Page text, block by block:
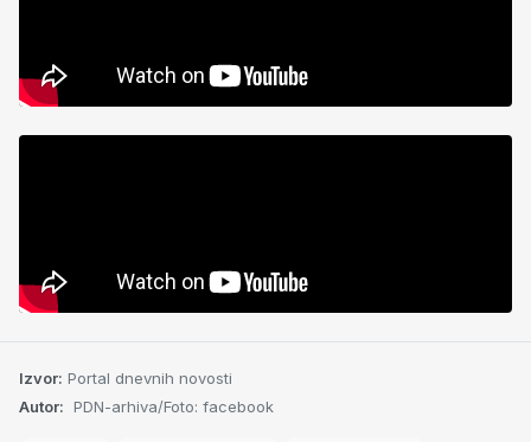
Izvor: Portal dnevnih novosti
Autor: PDN-arhiva/Foto: facebook